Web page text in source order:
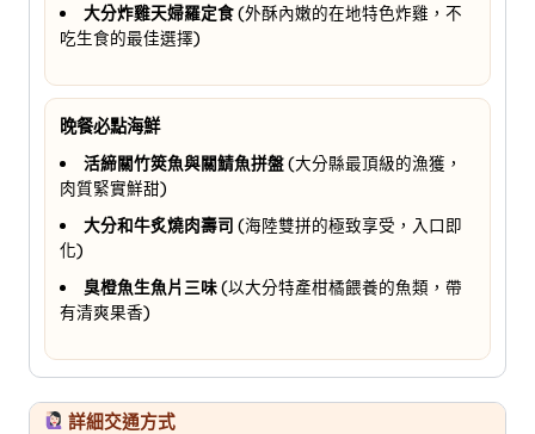
大分炸雞天婦羅定食(外酥內嫩的在地特色炸雞，不
吃生食的最佳選擇)
晚餐必點海鮮
活締關竹筴魚與關鯖魚拼盤(大分縣最頂級的漁獲，
肉質緊實鮮甜)
大分和牛炙燒肉壽司 (海陸雙拼的極致享受，入口即
化)
臭橙魚生魚片三味(以大分特產柑橘餵養的魚類，帶
有清爽果香)
詳細交通方式